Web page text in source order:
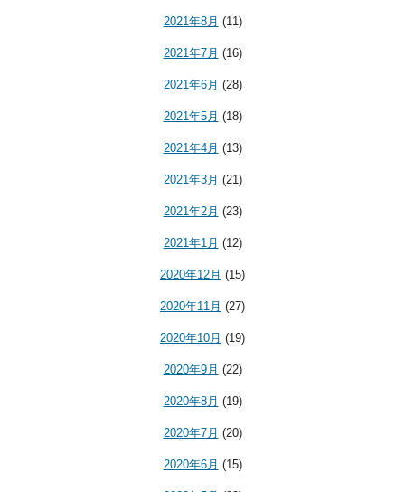
2021年8月 (11)
2021年7月 (16)
2021年6月 (28)
2021年5月 (18)
2021年4月 (13)
2021年3月 (21)
2021年2月 (23)
2021年1月 (12)
2020年12月 (15)
2020年11月 (27)
2020年10月 (19)
2020年9月 (22)
2020年8月 (19)
2020年7月 (20)
2020年6月 (15)